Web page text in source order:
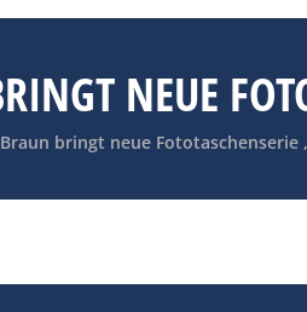
NEUE
hier:
Braun bringt neue Fototaschenserie